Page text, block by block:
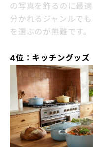
の写真を飾るのに最
分かれるジャンルで
を選ぶのが無難です。
4位：キッチングッズ